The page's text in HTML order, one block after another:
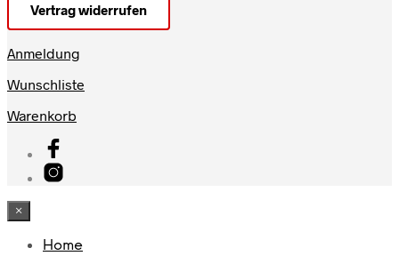
Vertrag widerrufen
Anmeldung
Wunschliste
Warenkorb
×
Home